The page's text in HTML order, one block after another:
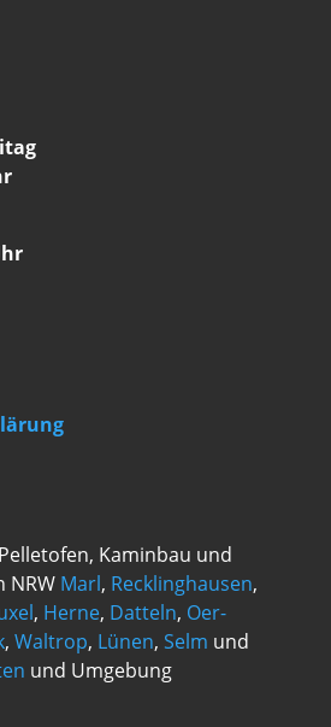
Kaminbau und
NRW Marl, Recklinghausen,
, Herne, Datteln, Oer-
,Waltrop, Lünen,Selm und
und Umgebung